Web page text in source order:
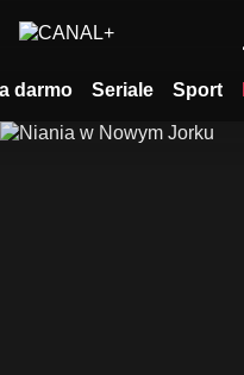
darmo Seriale Sport